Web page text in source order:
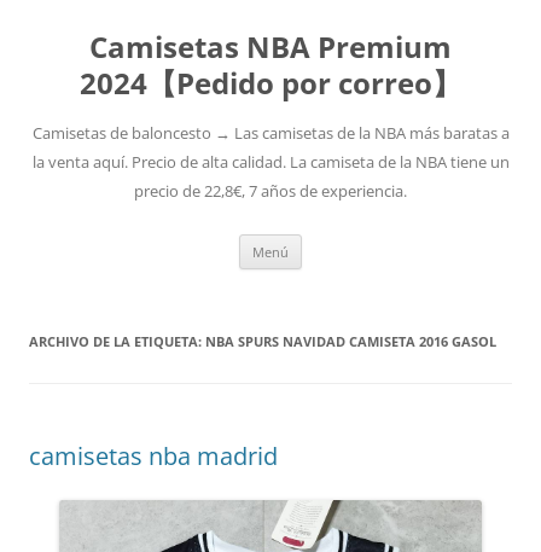
Camisetas NBA Premium
2024【Pedido por correo】
Camisetas de baloncesto → Las camisetas de la NBA más baratas a
la venta aquí. Precio de alta calidad. La camiseta de la NBA tiene un
precio de 22,8€, 7 años de experiencia.
Menú
ARCHIVO DE LA ETIQUETA: NBA SPURS NAVIDAD CAMISETA 2016 GASOL
camisetas nba madrid